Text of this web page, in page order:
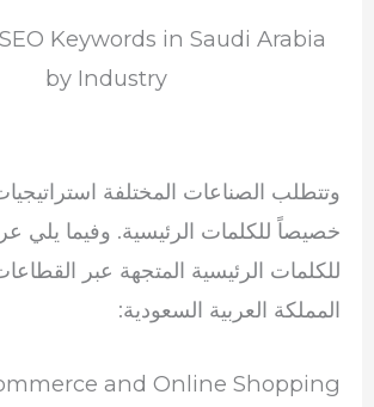
Keywords in Saudi Arabia
by Industry
وتتطلب الصناعات المختلفة
خصيصاً للكلمات الرئيسية. وفيما يلي
للكلمات الرئيسية المتجهة عبر
المملكة العربية السعودية:
and Online Shopping